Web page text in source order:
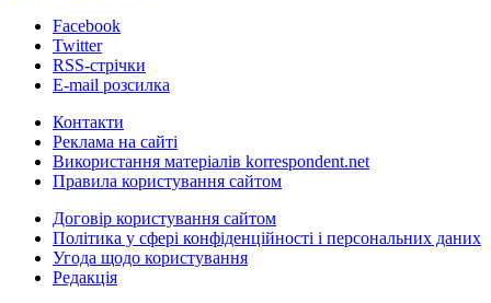
Facebook
Twitter
RSS-стрічки
E-mail розсилка
Контакти
Реклама на сайті
Використання матеріалів korrespondent.net
Правила користування сайтом
Договір користування сайтом
Політика у сфері конфіденційності і персональних даних
Угода щодо користування
Редакція